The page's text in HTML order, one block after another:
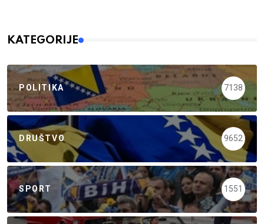
KATEGORIJE
POLITIKA 7138
DRUŠTVO 9652
SPORT 1551